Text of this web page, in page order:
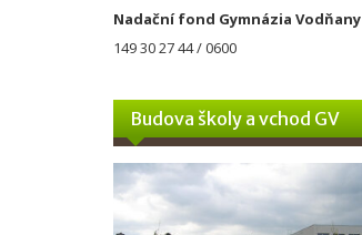
Nadační fond Gymnázia Vodňany
149 30 27 44 / 0600
Budova školy a vchod GV